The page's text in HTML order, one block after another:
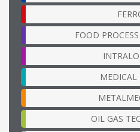
FOOD
MEDICAL
OIL GAS